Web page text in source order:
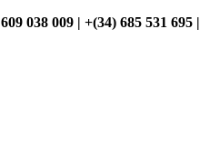
038 009 | +(34) 685 531 695 |